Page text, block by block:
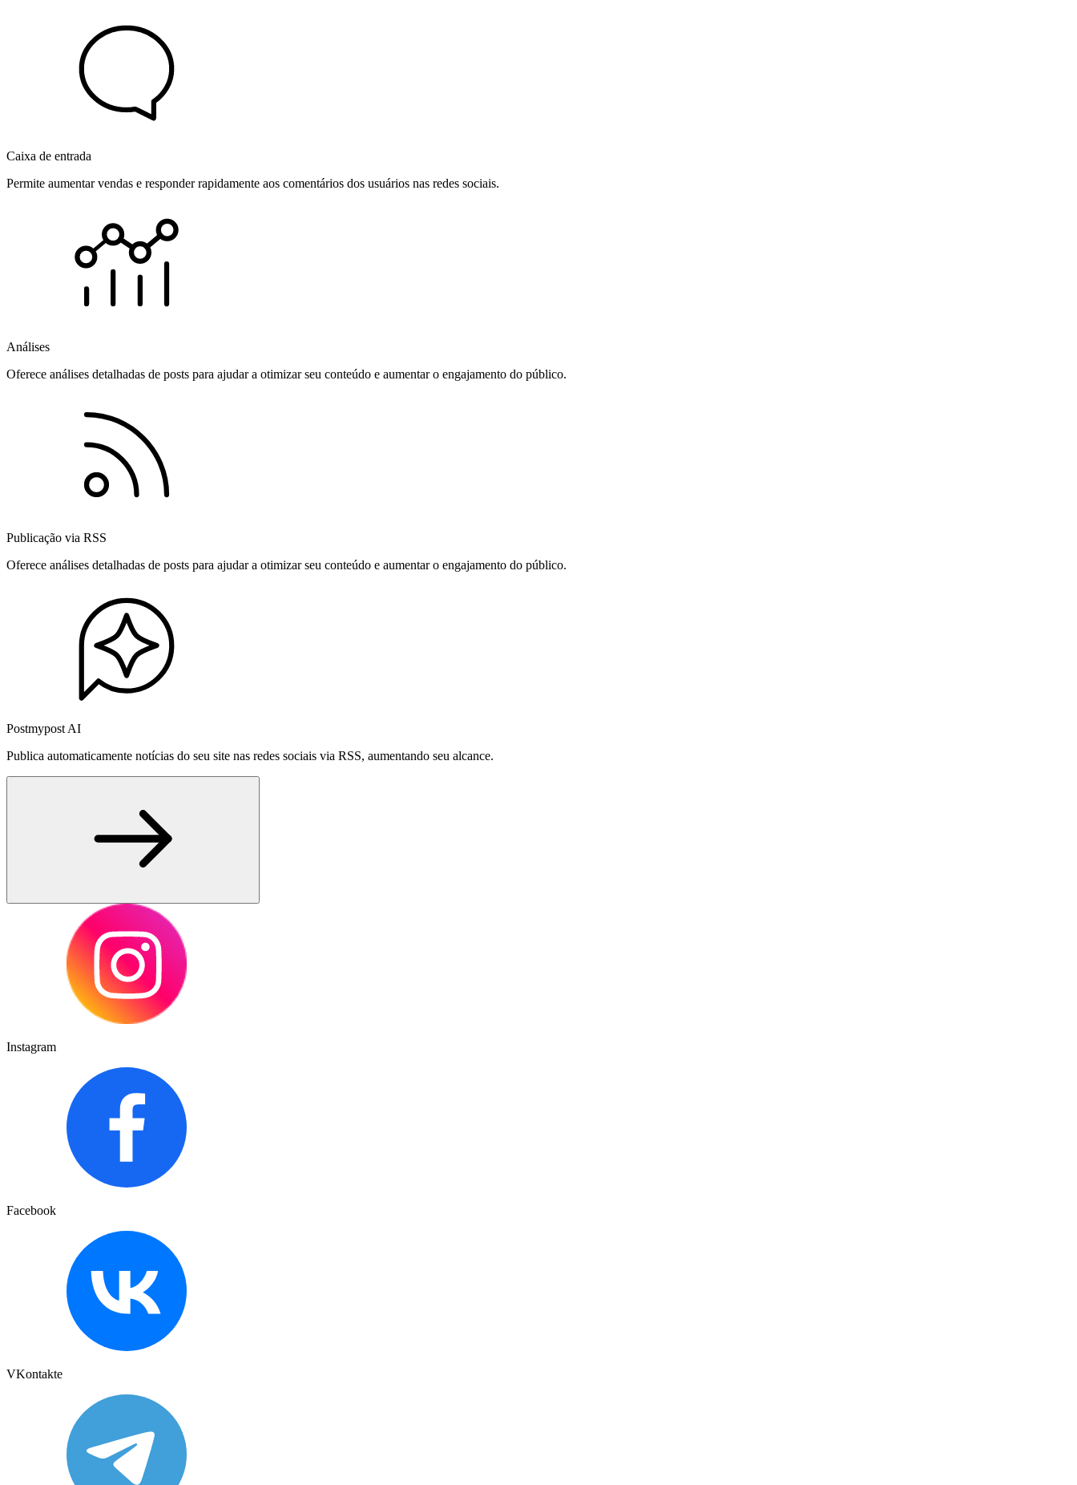
Caixa de entrada
Permite aumentar vendas e responder rapidamente aos comentários dos usuários nas redes sociais.
Análises
Oferece análises detalhadas de posts para ajudar a otimizar seu conteúdo e aumentar o engajamento do público.
Publicação via RSS
Oferece análises detalhadas de posts para ajudar a otimizar seu conteúdo e aumentar o engajamento do público.
Postmypost AI
Publica automaticamente notícias do seu site nas redes sociais via RSS, aumentando seu alcance.
Instagram
Facebook
VKontakte